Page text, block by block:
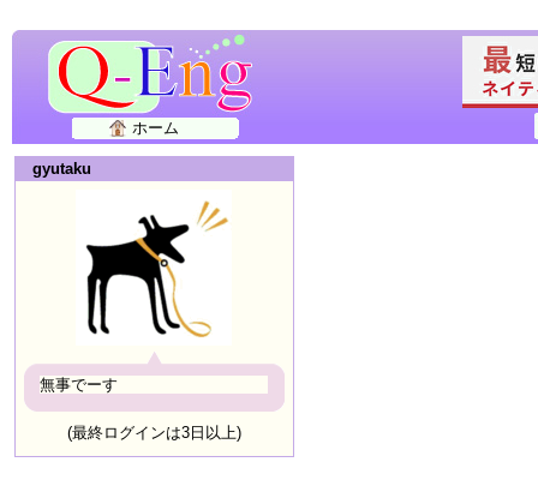
ホーム
gyutaku
無事でーす
(最終ログインは3日以上)